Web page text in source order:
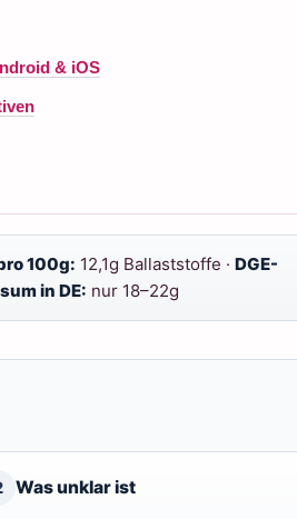
& iOS
100g: 12,1g Ballaststoffe · DGE-
in DE: nur 18–22g
Was unklar ist